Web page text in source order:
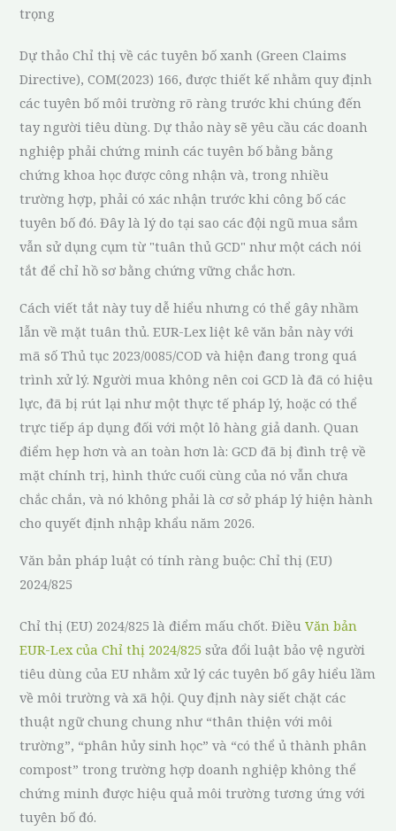
trọng
Dự thảo Chỉ thị về các tuyên bố xanh (Green Claims
Directive), COM(2023) 166, được thiết kế nhằm quy định
các tuyên bố môi trường rõ ràng trước khi chúng đến
tay người tiêu dùng. Dự thảo này sẽ yêu cầu các doanh
nghiệp phải chứng minh các tuyên bố bằng bằng
chứng khoa học được công nhận và, trong nhiều
trường hợp, phải có xác nhận trước khi công bố các
tuyên bố đó. Đây là lý do tại sao các đội ngũ mua sắm
vẫn sử dụng cụm từ "tuân thủ GCD" như một cách nói
tắt để chỉ hồ sơ bằng chứng vững chắc hơn.
Cách viết tắt này tuy dễ hiểu nhưng có thể gây nhầm
lẫn về mặt tuân thủ. EUR-Lex liệt kê văn bản này với
mã số Thủ tục 2023/0085/COD và hiện đang trong quá
trình xử lý. Người mua không nên coi GCD là đã có hiệu
lực, đã bị rút lại như một thực tế pháp lý, hoặc có thể
trực tiếp áp dụng đối với một lô hàng giả danh. Quan
điểm hẹp hơn và an toàn hơn là: GCD đã bị đình trệ về
mặt chính trị, hình thức cuối cùng của nó vẫn chưa
chắc chắn, và nó không phải là cơ sở pháp lý hiện hành
cho quyết định nhập khẩu năm 2026.
Văn bản pháp luật có tính ràng buộc: Chỉ thị (EU)
2024/825
Chỉ thị (EU) 2024/825 là điểm mấu chốt. ĐiềuVăn bản
EUR-Lex của Chỉ thị 2024/825 sửa đổi luật bảo vệ người
tiêu dùng của EU nhằm xử lý các tuyên bố gây hiểu lầm
về môi trường và xã hội. Quy định này siết chặt các
thuật ngữ chung chung như “thân thiện với môi
trường”, “phân hủy sinh học” và “có thể ủ thành phân
compost” trong trường hợp doanh nghiệp không thể
chứng minh được hiệu quả môi trường tương ứng với
tuyên bố đó.